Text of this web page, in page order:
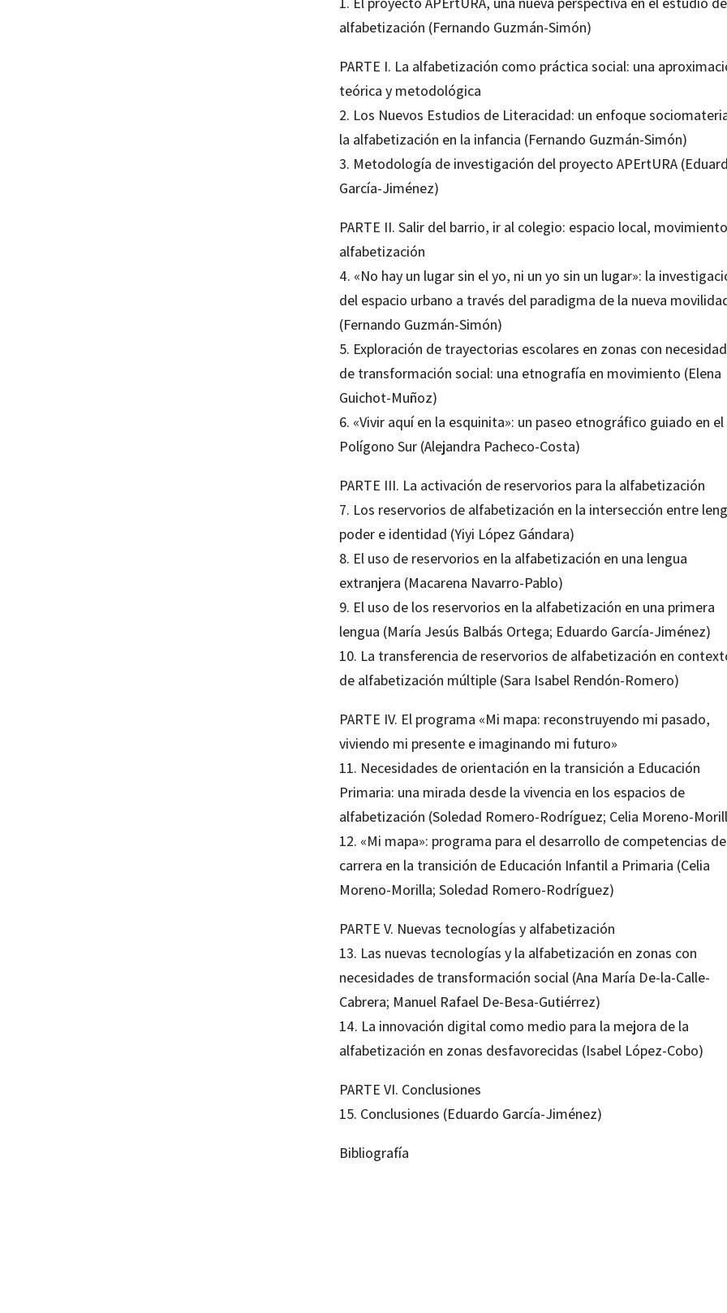
alfabetización (Fernando Guzmán-Simón)
PARTE I. La alfabetización como práctica social: una
teórica y metodológica
2. Los Nuevos Estudios de Literacidad: un enfoque
la alfabetización en la infancia (Fernando Guzmán-Simón)
3. Metodología de investigación del proyecto APErtURA
García-Jiménez)
PARTE II. Salir del barrio, ir al colegio: espacio local,
alfabetización
4. «No hay un lugar sin el yo, ni un yo sin un lugar»: la
del espacio urbano a través del paradigma de la nueva
(Fernando Guzmán-Simón)
5. Exploración de trayectorias escolares en zonas con
de transformación social: una etnografía en movimiento (Elena
Guichot-Muñoz)
6. «Vivir aquí en la esquinita»: un paseo etnográfico guiado en el
Polígono Sur (Alejandra Pacheco-Costa)
PARTE III. La activación de reservorios para la alfabetización
7. Los reservorios de alfabetización en la intersección entre
poder e identidad (Yiyi López Gándara)
8. El uso de reservorios en la alfabetización en una lengua
extranjera (Macarena Navarro-Pablo)
9. El uso de los reservorios en la alfabetización en una primera
lengua (María Jesús Balbás Ortega; Eduardo García-Jiménez)
10. La transferencia de reservorios de alfabetización en
de alfabetización múltiple (Sara Isabel Rendón-Romero)
PARTE IV. El programa «Mi mapa: reconstruyendo mi pasado,
viviendo mi presente e imaginando mi futuro»
11. Necesidades de orientación en la transición a Educación
Primaria: una mirada desde la vivencia en los espacios de
alfabetización (Soledad Romero-Rodríguez; Celia Moreno-
12. «Mi mapa»: programa para el desarrollo de competencias de
carrera en la transición de Educación Infantil a Primaria (Celia
Moreno-Morilla; Soledad Romero-Rodríguez)
PARTE V. Nuevas tecnologías y alfabetización
13. Las nuevas tecnologías y la alfabetización en zonas con
necesidades de transformación social (Ana María De-la-Calle-
Cabrera; Manuel Rafael De-Besa-Gutiérrez)
14. La innovación digital como medio para la mejora de la
alfabetización en zonas desfavorecidas (Isabel López-Cobo)
PARTE VI. Conclusiones
15. Conclusiones (Eduardo García-Jiménez)
Bibliografía